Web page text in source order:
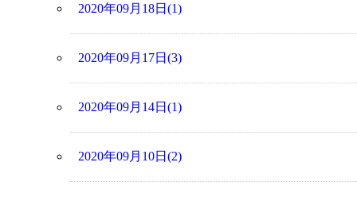
2020年09月18日(1)
2020年09月17日(3)
2020年09月14日(1)
2020年09月10日(2)